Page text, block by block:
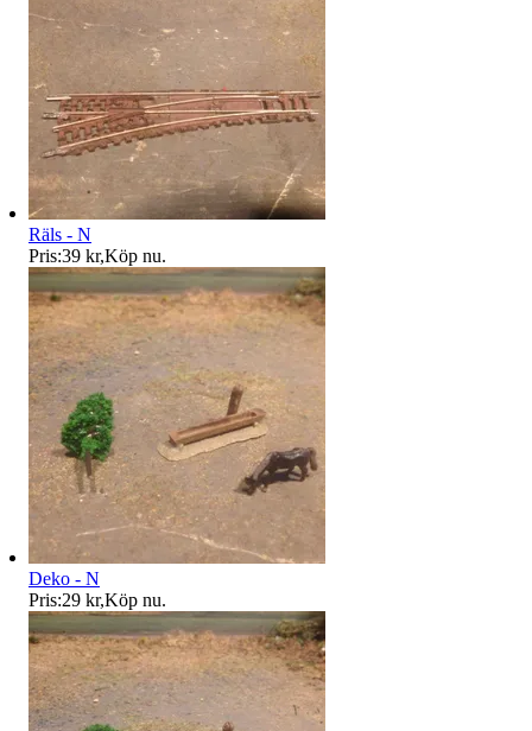
Räls - N
Pris:39 kr,Köp nu.
Deko - N
Pris:29 kr,Köp nu.